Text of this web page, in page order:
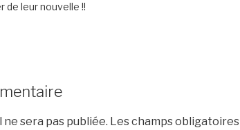
de leur nouvelle !!
sera pas publiée. Les champs obligatoires